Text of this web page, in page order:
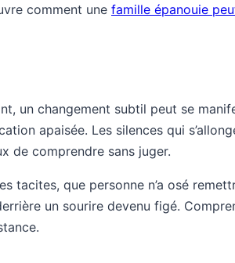
comment une famille épanouie
un changement subtil peut se
apaisée. Les silences qui
de comprendre sans juger.
tacites, que personne n’a osé
un sourire devenu figé.